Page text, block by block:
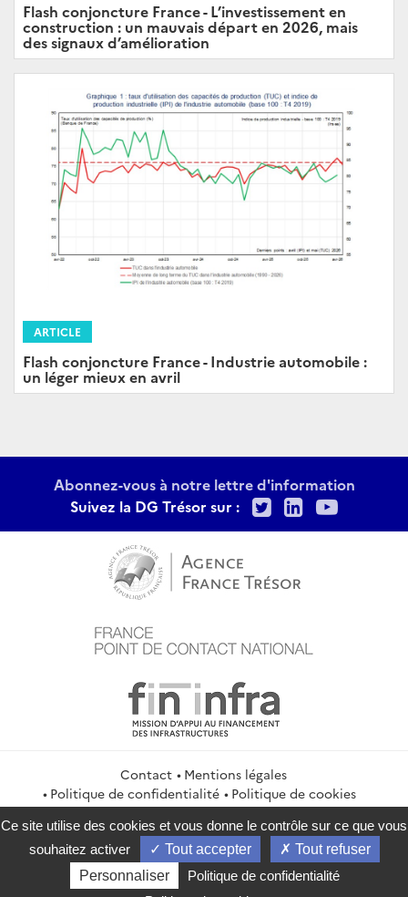
Flash conjoncture France - L’investissement en
construction : un mauvais départ en 2026, mais
des signaux d’amélioration
ARTICLE
Flash conjoncture France - Industrie automobile :
un léger mieux en avril
Abonnez-vous à notre lettre d'information
Suivez la DG Trésor sur :
TwitterLinkedIn
Contact
Mentions légales
Politique de confidentialité
Politique de cookies
Gestion des cookies
Flux RSS
service-public.gouv.fr
legifrance.gouv.fr
info.gouv.fr
data.gouv.fr
Ce site utilise des cookies et vous donne le contrôle sur ce que vous
souhaitez activer
Tout accepter
Tout refuser
Personnaliser
Politique de confidentialité